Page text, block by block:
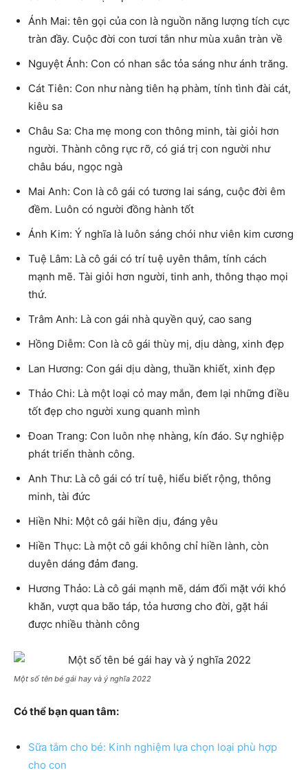
Ánh Mai: tên gọi của con là nguồn năng lượng tích cực
tràn đầy. Cuộc đời con tươi tắn như mùa xuân tràn về
Nguyệt Ánh: Con có nhan sắc tỏa sáng như ánh trăng.
Cát Tiên: Con như nàng tiên hạ phàm, tính tình đài cát,
kiêu sa
Châu Sa: Cha mẹ mong con thông minh, tài giỏi hơn
người. Thành công rực rỡ, có giá trị con người như
châu báu, ngọc ngà
Mai Anh: Con là cô gái có tương lai sáng, cuộc đời êm
đềm. Luôn có người đồng hành tốt
Ánh Kim: Ý nghĩa là luôn sáng chói như viên kim cương
Tuệ Lâm: Là cô gái có trí tuệ uyên thâm, tính cách
mạnh mẽ. Tài giỏi hơn người, tinh anh, thông thạo mọi
thứ.
Trâm Anh: Là con gái nhà quyền quý, cao sang
Hồng Diễm: Con là cô gái thùy mị, dịu dàng, xinh đẹp
Lan Hương: Con gái dịu dàng, thuần khiết, xinh đẹp
Thảo Chi: Là một loại cỏ may mắn, đem lại những điều
tốt đẹp cho người xung quanh mình
Đoan Trang: Con luôn nhẹ nhàng, kín đáo. Sự nghiệp
phát triển thành công.
Anh Thư: Là cô gái có trí tuệ, hiểu biết rộng, thông
minh, tài đức
Hiền Nhi: Một cô gái hiền dịu, đáng yêu
Hiền Thục: Là một cô gái không chỉ hiền lành, còn
duyên dáng đảm đang.
Hương Thảo: Là cô gái mạnh mẽ, dám đối mặt với khó
khăn, vượt qua bão táp, tỏa hương cho đời, gặt hái
được nhiều thành công
Một số tên bé gái hay và ý nghĩa 2022
Có thể bạn quan tâm:
Sữa tắm cho bé: Kinh nghiệm lựa chọn loại phù hợp
cho con